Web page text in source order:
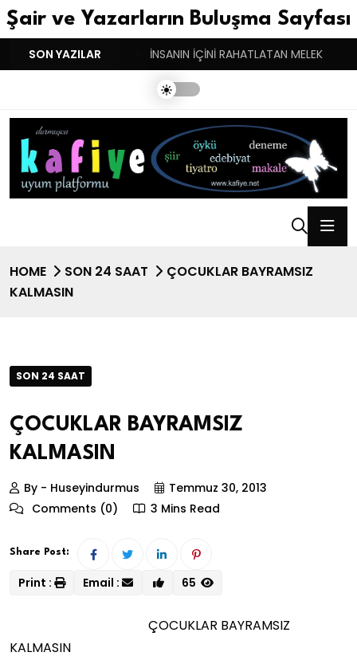
Şair ve Yazarların Buluşma Sayfası
SON YAZILAR
BASARINDIR! İNSANIN İÇİNİ RAHATLATAN MELEK
HOME SON 24 SAAT
ÇOCUKLAR BAYRAMSIZ
KALMASIN
SON 24 SAAT
ÇOCUKLAR BAYRAMSIZ
KALMASIN
By - Huseyindurmus
Temmuz 30, 2013
Comments (0)
3 Mins Read
Share Post:
Print : Email : 65
ÇOCUKLAR BAYRAMSIZ
KALMASIN